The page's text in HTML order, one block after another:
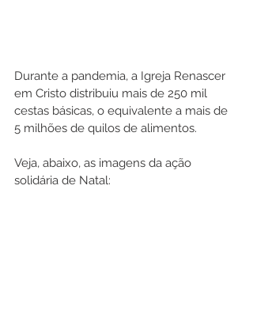
Durante a pandemia, a Igreja Renascer
em Cristo distribuiu mais de 250 mil
cestas básicas, o equivalente a mais de
5 milhões de quilos de alimentos.
Veja, abaixo, as imagens da ação
solidária de Natal: